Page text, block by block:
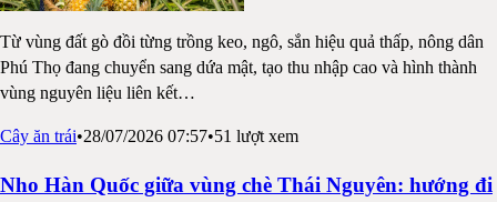
Từ vùng đất gò đồi từng trồng keo, ngô, sắn hiệu quả thấp, nông dân
Phú Thọ đang chuyển sang dứa mật, tạo thu nhập cao và hình thành
vùng nguyên liệu liên kết…
Cây ăn trái•28/07/2026 07:57•51 lượt xem
Nho Hàn Quốc giữa vùng chè Thái Nguyên: hướng đi